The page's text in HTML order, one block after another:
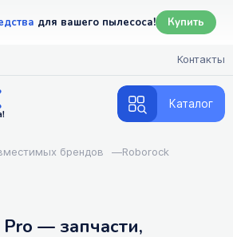
для вашего пылесоса! Купить
Контакты
Каталог
брендов —Roborock
— запчасти,